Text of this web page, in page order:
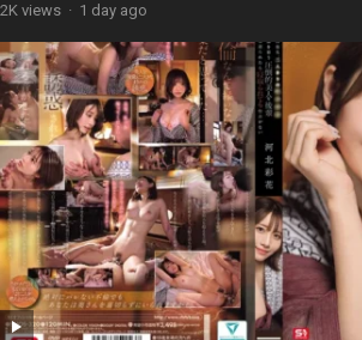
2K views · 1 day ago